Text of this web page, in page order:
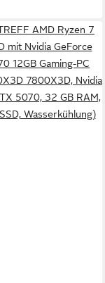
AMD Ryzen 7
mit Nvidia GeForce
12GB Gaming-PC
7800X3D, Nvidia
5070, 32 GB RAM,
Wasserkühlung)